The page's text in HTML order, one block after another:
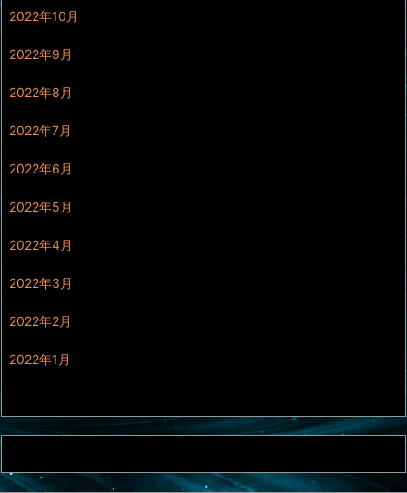
2022年10月
2022年9月
2022年8月
2022年7月
2022年6月
2022年5月
2022年4月
2022年3月
2022年2月
2022年1月